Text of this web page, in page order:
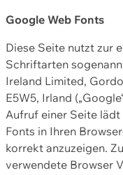
Google Web Fonts
Diese Seite nutzt zur
Schriftarten
Ireland Limited,
E5W5, Irland
Aufruf einer Seite
Fonts in Ihren
korrekt anzuzeigen.
verwendete Browser